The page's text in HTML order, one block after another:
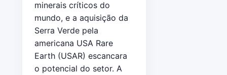
minerais críticos do
mundo, e a aquisição da
Serra Verde pela
americana USA Rare
Earth (USAR) escancara
o potencial do setor. A